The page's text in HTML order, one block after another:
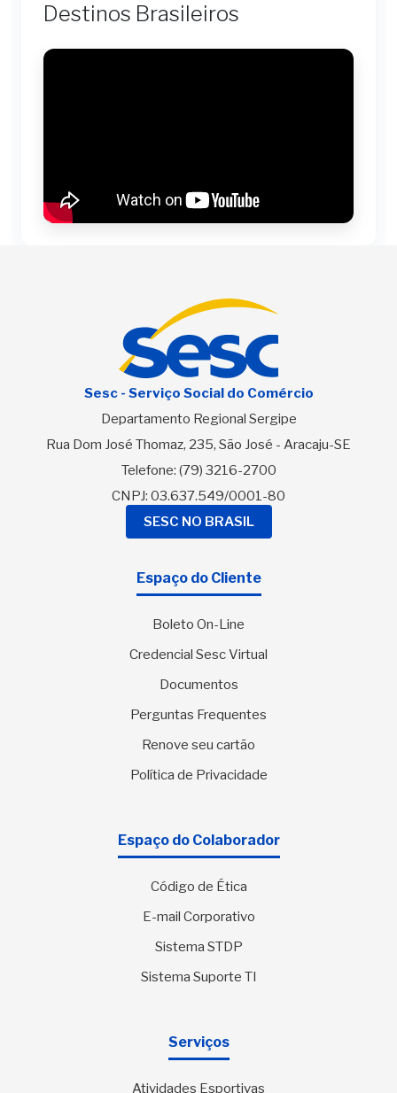
Destinos Brasileiros
Sesc - Serviço Social do Comércio
Departamento Regional Sergipe
Rua Dom José Thomaz, 235, São José - Aracaju-SE
Telefone: (79) 3216-2700
CNPJ: 03.637.549/0001-80
SESC NO BRASIL
Espaço do Cliente
Boleto On-Line
Credencial Sesc Virtual
Documentos
Perguntas Frequentes
Renove seu cartão
Política de Privacidade
Espaço do Colaborador
Código de Ética
E-mail Corporativo
Sistema STDP
Sistema Suporte TI
Serviços
Atividades Esportivas